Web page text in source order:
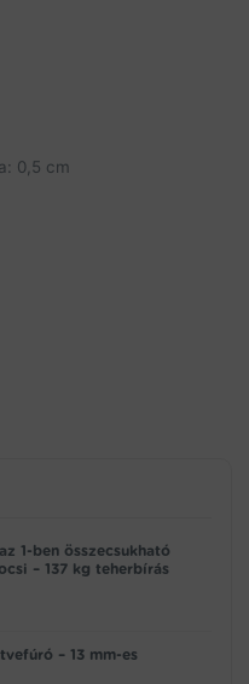
0,5 cm
1-ben összecsukható
– 137 kg teherbírás
– 13 mm-es